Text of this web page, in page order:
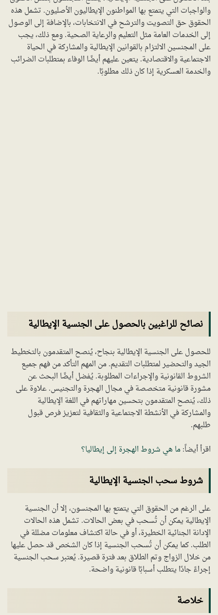
والواجبات التي يتمتع بها المواطنون الإيطاليون الأصليون. تشمل هذه
الحقوق حق التصويت والترشح في الانتخابات، بالإضافة إلى الوصول
إلى الخدمات العامة مثل التعليم والرعاية الصحية. ومع ذلك، يجب
على المجنسين الالتزام بالقوانين الإيطالية والمشاركة في الحياة
الاجتماعية والاقتصادية. يتعين عليهم أيضًا الوفاء بمتطلبات الضرائب
والخدمة العسكرية إذا كان ذلك مطلوبًا.
نصائح للراغبين بالحصول على الجنسية الإيطالية
للحصول على الجنسية الإيطالية بنجاح، يُنصح المتقدمون بالتخطيط
الجيد والتحضير لمتطلبات التقديم. من المهم التأكد من فهم جميع
الشروط القانونية والإجراءات المطلوبة. يُفضل أيضًا البحث عن
مشورة قانونية متخصصة في مجال الهجرة والتجنيس. علاوة على
ذلك، يُنصح المتقدمون بتحسين مهاراتهم في اللغة الإيطالية
والمشاركة في الأنشطة الاجتماعية والثقافية لتعزيز فرص قبول
طلبهم.
اقرأ أيضاً:ما هي شروط الهجرة إلى إيطاليا؟
شروط سحب الجنسية الإيطالية
على الرغم من الحقوق التي يتمتع بها المجنسون، إلا أن الجنسية
الإيطالية يمكن أن تُسحب في بعض الحالات. تشمل هذه الحالات
الإدانة الجنائية الخطيرة، أو في حالة اكتشاف معلومات مضللة في
الطلب. كما يمكن أن تُسحب الجنسية إذا كان الشخص قد حصل عليها
من خلال الزواج وتم الطلاق بعد فترة قصيرة. يُعتبر سحب الجنسية
إجراءً جادًا يتطلب أسبابًا قانونية واضحة.
خلاصة